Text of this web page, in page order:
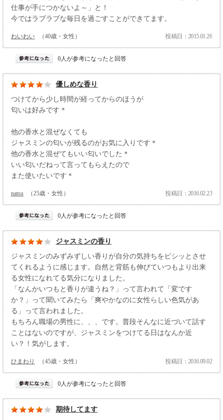
仕事が手につかないよ～」と！
今ではラブラブな毎日を過ごすことができてます。
わいわい （40歳・女性） 投稿日：2015.01.26
0人が参考になったと回答
優しめな香り
つけてから少し時間が経ってからのほうが
匂いは好みです＊
他の香水と混ぜなくても
ジャスミンの匂いが残るのがお気に入りです＊
他の香水と混ぜてもいい匂いでした＊
いい匂いだねって言ってもらえたので
また使いたいです＊
natsu （25歳・女性） 投稿日：2016.02.23
0人が参考になったと回答
ジャスミンの香り
ジャスミンのみずみずしい香りが自分の気持ちをビシッとさせ
てくれるように感じます。自然と背筋も伸びていつもより出来
る女性になれてる気分になりました。
「なんかいつもと香りが違うね？」って言われて「変です
か？」って聞いてみたら「爽やかなのに女性らしい色気があ
る」って言われました。
もちろん職場の男性に、、、です。普段そんなに近づいて話す
ことはないのですが、ジャスミンをつけてる日はなんか近
い？！気がします。
ひまわり （45歳・女性） 投稿日：2016.09.02
0人が参考になったと回答
期待してます